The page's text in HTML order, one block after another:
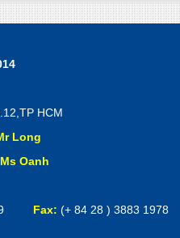
HCM
Long
Ms Oanh
Fax: (+ 84 28 ) 3883 1978